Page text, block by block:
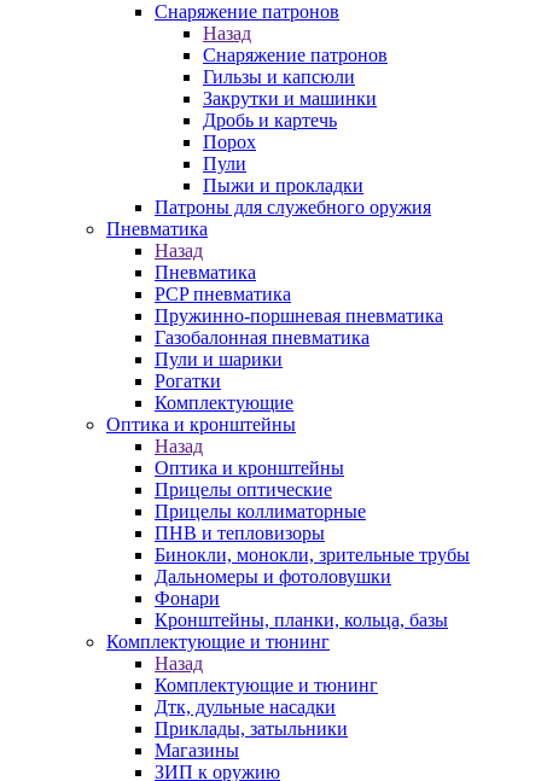
Снаряжение патронов
Назад
Снаряжение патронов
Гильзы и капсюли
Закрутки и машинки
Дробь и картечь
Порох
Пули
Пыжи и прокладки
Патроны для служебного оружия
Пневматика
Назад
Пневматика
PCP пневматика
Пружинно-поршневая пневматика
Газобалонная пневматика
Пули и шарики
Рогатки
Комплектующие
Оптика и кронштейны
Назад
Оптика и кронштейны
Прицелы оптические
Прицелы коллиматорные
ПНВ и тепловизоры
Бинокли, монокли, зрительные трубы
Дальномеры и фотоловушки
Фонари
Кронштейны, планки, кольца, базы
Комплектующие и тюнинг
Назад
Комплектующие и тюнинг
Дтк, дульные насадки
Приклады, затыльники
Магазины
ЗИП к оружию